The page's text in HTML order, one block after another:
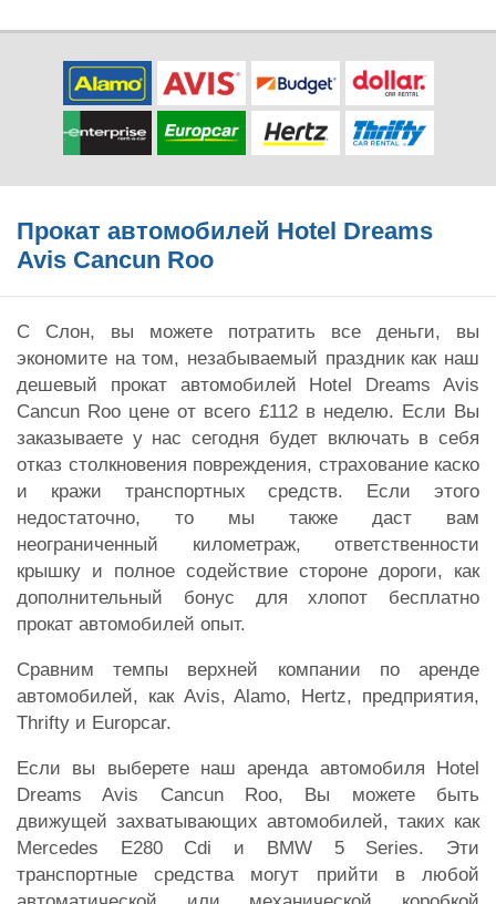
Прокат автомобилей Hotel Dreams
Avis Cancun Roo
С Слон, вы можете потратить все деньги, вы
экономите на том, незабываемый праздник как наш
дешевый прокат автомобилей Hotel Dreams Avis
Cancun Roo цене от всего £112 в неделю. Если Вы
заказываете у нас сегодня будет включать в себя
отказ столкновения повреждения, страхование каско
и кражи транспортных средств. Если этого
недостаточно, то мы также даст вам
неограниченный километраж, ответственности
крышку и полное содействие стороне дороги, как
дополнительный бонус для хлопот бесплатно
прокат автомобилей опыт.
Сравним темпы верхней компании по аренде
автомобилей, как Avis, Alamo, Hertz, предприятия,
Thrifty и Europcar.
Если вы выберете наш аренда автомобиля Hotel
Dreams Avis Cancun Roo, Вы можете быть
движущей захватывающих автомобилей, таких как
Mercedes E280 Cdi и BMW 5 Series. Эти
транспортные средства могут прийти в любой